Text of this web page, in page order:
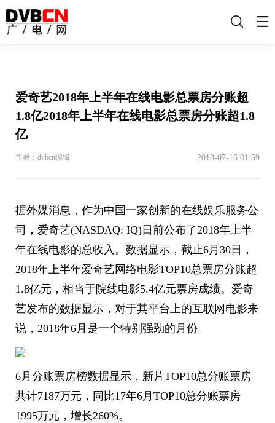
搜
爱奇艺2018年上半年在线电影总票房分账超
1.8亿2018年上半年在线电影总票房分账超1.8
亿
作者：dvbcn编辑 2018-07-16 01:59
据外媒消息，作为中国一家创新的在线娱乐服务公
司，爱奇艺(NASDAQ: IQ)日前公布了2018年上半
年在线电影的总收入。数据显示，截止6月30日，
2018年上半年爱奇艺网络电影TOP10总票房分账超
1.8亿元，相当于院线电影5.4亿元票房成绩。爱奇
艺发布的数据显示，对于其平台上的互联网电影来
说，2018年6月是一个特别强劲的月份。
6月分账票房榜数据显示，新片TOP10总分账票房
共计7187万元，同比17年6月TOP10总分账票房
1995万元，增长260%。